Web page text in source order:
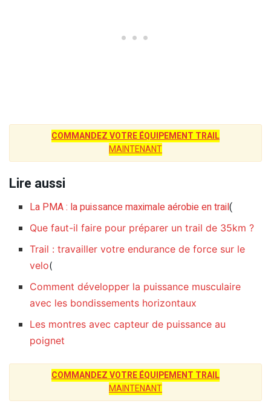
COMMANDEZ VOTRE ÉQUIPEMENT TRAIL
MAINTENANT
Lire aussi
La PMA : la puissance maximale aérobie en trail(
Que faut-il faire pour préparer un trail de 35km ?
Trail : travailler votre endurance de force sur le
velo(
Comment développer la puissance musculaire
avec les bondissements horizontaux
Les montres avec capteur de puissance au
poignet
COMMANDEZ VOTRE ÉQUIPEMENT TRAIL
MAINTENANT